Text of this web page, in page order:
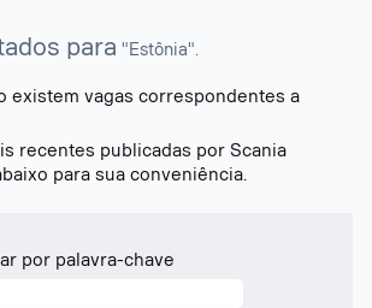
para "Estônia".
existem vagas correspondentes a
recentes publicadas por Scania
para sua conveniência.
por palavra-chave